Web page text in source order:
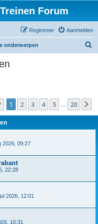
Forum
Aanmelden
Registreer
onderwerpen
Pagina van 20
1 2 3 4 5 20
2026, 09:27
22:28
2026, 12:01
10:31